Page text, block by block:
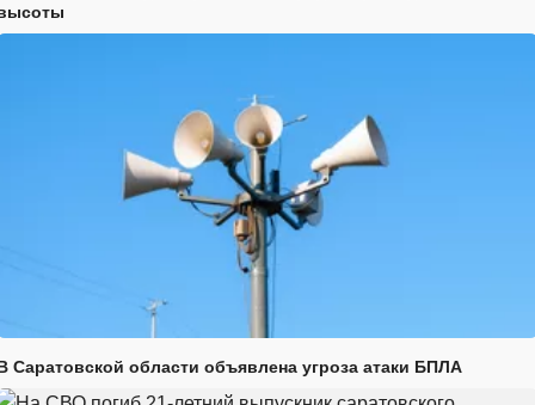
Саратовской области объявлена угроза атаки БПЛА